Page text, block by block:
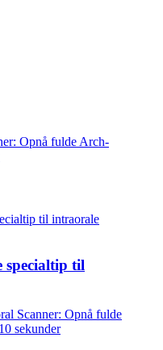
Opnå fulde Arch-
specialtip til